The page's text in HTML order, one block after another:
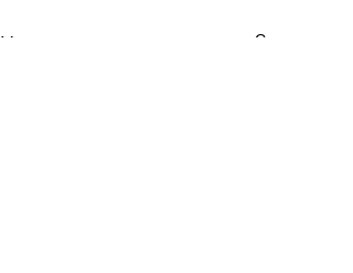
Недавние посты Смотреть все